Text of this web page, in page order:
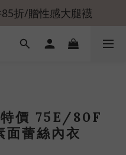
折/贈性感大腿襪
價 75E/80F
面蕾絲內衣